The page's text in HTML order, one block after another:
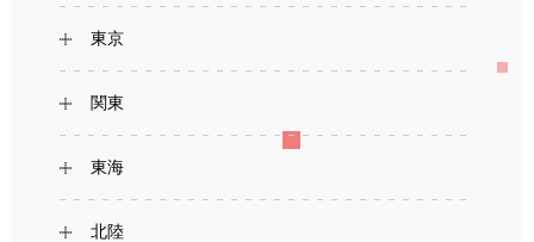
東京
関東
東海
北陸